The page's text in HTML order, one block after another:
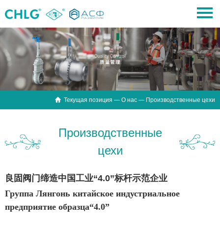
 Текущая позиция — О нас — Производственные цехи
Производственные
цехи
良固阀门缔造中国工业“4.0”标杆示范企业
Группа Лянгонь китайское индустриальное
предприятие образца“4.0”